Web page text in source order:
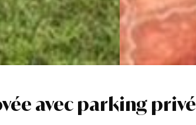
avec parking privé